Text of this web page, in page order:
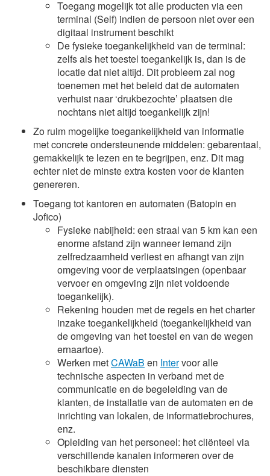
Toegang mogelijk tot alle producten via een
terminal (Self) indien de persoon niet over een
digitaal instrument beschikt
De fysieke toegankelijkheid van de terminal:
zelfs als het toestel toegankelijk is, dan is de
locatie dat niet altijd. Dit probleem zal nog
toenemen met het beleid dat de automaten
verhuist naar ‘drukbezochte’ plaatsen die
nochtans niet altijd toegankelijk zijn!
Zo ruim mogelijke toegankelijkheid van informatie
met concrete ondersteunende middelen: gebarentaal,
gemakkelijk te lezen en te begrijpen, enz. Dit mag
echter niet de minste extra kosten voor de klanten
genereren.
Toegang tot kantoren en automaten (Batopin en
Jofico)
Fysieke nabijheid: een straal van 5 km kan een
enorme afstand zijn wanneer iemand zijn
zelfredzaamheid verliest en afhangt van zijn
omgeving voor de verplaatsingen (openbaar
vervoer en omgeving zijn niet voldoende
toegankelijk).
Rekening houden met de regels en het charter
inzake toegankelijkheid (toegankelijkheid van
de omgeving van het toestel en van de wegen
ernaartoe).
Werken metCAWaB en Intervoor alle
technische aspecten in verband met de
communicatie en de begeleiding van de
klanten, de installatie van de automaten en de
inrichting van lokalen, de informatiebrochures,
enz.
Opleiding van het personeel: het cliënteel via
verschillende kanalen informeren over de
beschikbare diensten